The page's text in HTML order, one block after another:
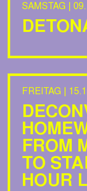
SAMSTAG |
FREITAG |
FROM
TO
HOUR